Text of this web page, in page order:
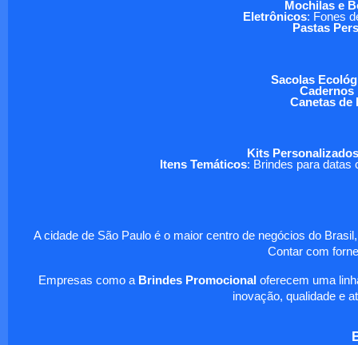
Mochilas e
Eletrônicos: Fones
Pastas
Sacolas
Cadernos
Canetas de
Kits Personalizados
Itens Temáticos: Brindes para
A cidade de São Paulo é o maior centro de negócios do
Contar com
Empresas como a Brindes Promocional oferecem uma
inovação, qualidade e